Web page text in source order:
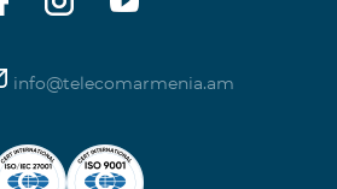
աշխատող բջջային
info@telecomarmenia.am